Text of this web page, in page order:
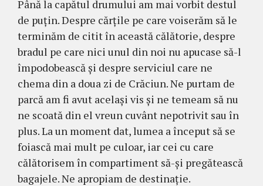
Până la capătul drumului am mai vorbit destul
de puţin. Des­pre cărţile pe care voi­se­răm să le
terminăm de citit în această călătorie, despre
bradul pe care nici unul din noi nu apu­case să-l
împodobească şi despre serviciul care ne
chema din a doua zi de Crăciun. Ne purtam de
parcă am fi avut acelaşi vis şi ne temeam să nu
ne scoată din el vreun cuvânt nepotrivit sau în
plus. La un moment dat, lumea a început să se
foiască mai mult pe cu­loar, iar cei cu care
călătorisem în compar­ti­ment să-şi pregă­teas­că
bagajele. Ne apropiam de des­tinaţie.